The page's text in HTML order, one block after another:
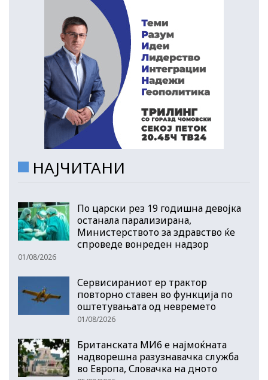
НАЈЧИТАНИ
По царски рез 19 годишна девојка
останала парализирана,
Министерството за здравство ќе
спроведе вонреден надзор
01/08/2026
Сервисираниот ер трактор
повторно ставен во функција по
оштетувањата од невремето
01/08/2026
Британската МИ6 е најмоќната
надворешна разузнавачка служба
во Европа, Словачка на дното